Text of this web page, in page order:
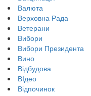
Валюта
Верховна Рада
Ветерани
Вибори
Вибори Президента
Вино
Відбудова
ВІдео
Відпочинок